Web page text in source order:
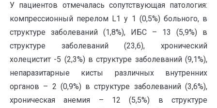
У пациентов отмечалась сопутствующая патология:
компрессионный перелом L1 у 1 (0,5%) больного, в
структуре заболеваний (1,8%), ИБС – 13 (5,9%) в
структуре заболеваний (23,6), хронический
холецистит -5 (2,3%) в структуре заболеваний (9,1%),
непаразитарные кисты различных внутренних
органов – 2 (0,9%) в структуре заболеваний (3,6%),
хроническая анемия – 12 (5,5%) в структуре